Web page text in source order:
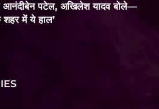
आनंदीबेन पटेल, अखिलेश यादव बोले—
शहर में ये हाल’